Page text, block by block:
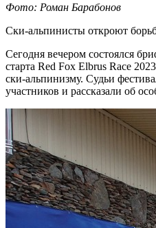
Фото: Роман Барабонов
Ски-альпинисты откроют
Сегодня вечером состоялся
старта Red Fox Elbrus Race
ски-альпинизму. Судьи
участников и рассказали об